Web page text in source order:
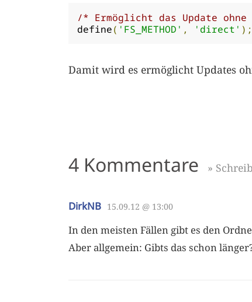
/* Ermöglicht das Update ohne
define( 'FS_METHOD' , 'direct' );
Damit wird es ermöglicht Updates
4 Kommentare »
DirkNB 15.09.12 @ 13:00
In den meisten Fällen gibt es den
Aber allgemein: Gibts das schon